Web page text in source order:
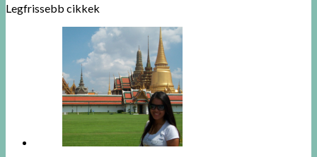
Legfrissebb cikkek